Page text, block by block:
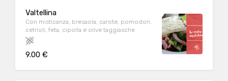
Valtellina
Con misticanza, bresaola, carote, pomodori,
cetrioli, feta, cipolla e olive taggiasche
9.00 €